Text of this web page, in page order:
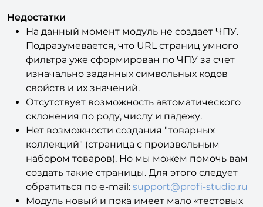
Недостатки
На данный момент модуль не создает ЧПУ.
Подразумевается, что URL страниц умного
фильтра уже сформирован по ЧПУ за счет
изначально заданных символьных кодов
свойств и их значений.
Отсутствует возможность автоматического
склонения по роду, числу и падежу.
Нет возможности создания "товарных
коллекций" (страница с произвольным
набором товаров). Но мы можем помочь вам
создать такие страницы. Для этого следует
обратиться по e-mail: support@profi-studio.ru
Модуль новый и пока имеет мало «тестовых